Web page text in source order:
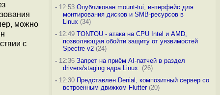
можно
с
-12:53 Опубликован mount-tui, интерфейс для
монтирования дисков и SMB-ресурсов в
Linux (34)
-12:49 TONTOU - атака на CPU Intel и AMD,
позволяющая обойти защиту от уязвимостей
Spectre v2(24)
-12:36 Запрет на приём AI-патчей в раздел
drivers/staging ядра Linux
(26)
-12:30 Представлен Denial, композитный сервер со
встроенным движком Flutter(20)